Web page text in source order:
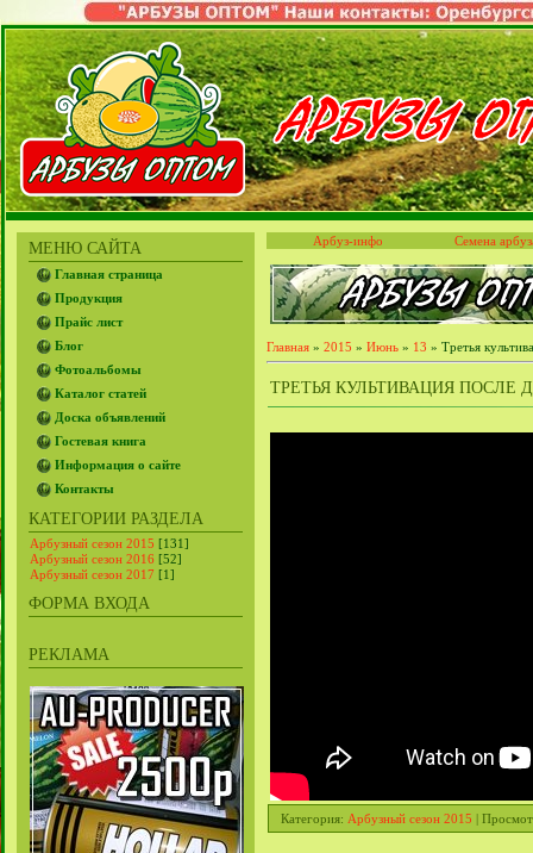
МЕНЮ САЙТА
Главная страница
Продукция
Прайс лист
Блог
Фотоальбомы
Каталог статей
Доска объявлений
Гостевая книга
Информация о сайте
Контакты
КАТЕГОРИИ РАЗДЕЛА
Арбузный сезон 2015 [131]
Арбузный сезон 2016 [52]
Арбузный сезон 2017 [1]
ФОРМА ВХОДА
РЕКЛАМА
Арбуз-инфо Семена
Главная » 2015 » Июнь » 13 » Третья
ТРЕТЬЯ КУЛЬТИВАЦИЯ ПОСЛЕ
Категория: Арбузный сезон 2015 |